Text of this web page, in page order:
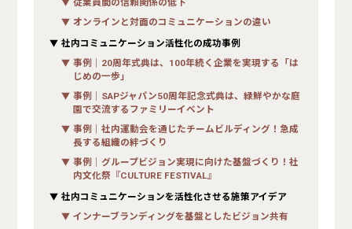
オンラインと対面のコミュニケーションの違い
社内コミュニケーション活性化の成功事例
事例｜20周年式典は、100年続く企業を実現する「は
じめの一歩」
事例｜SAPジャパン50周年記念式典は、緑鮮やかな庭
園で交流するファミリーイベント
事例｜社内運動会を通じたチームビルディング！急成
長する組織の絆づくり
事例｜グループビジョン実現に向けた基盤づくり！社
内文化祭『CULTURE FESTIVAL』
社内コミュニケーションを活性化させる施策アイデア
インナーブランディングを基盤としたビジョン共有